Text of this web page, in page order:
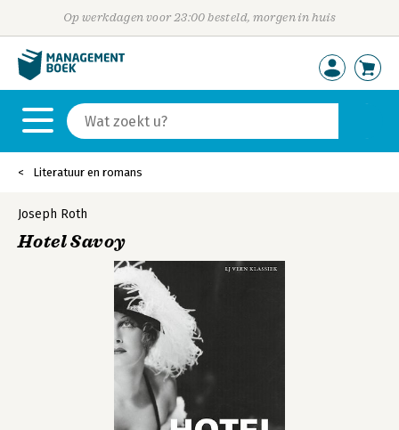
Op werkdagen voor 23:00 besteld, morgen in huis
Literatuur en romans
Joseph Roth
Hotel Savoy